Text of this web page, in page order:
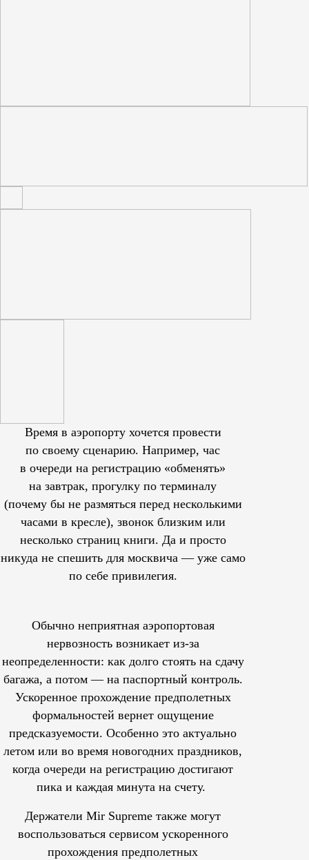
Время в аэропорту хочется провести
по своему сценарию. Например, час
в очереди на регистрацию «обменять»
на завтрак, прогулку по терминалу
(почему бы не размяться перед несколькими
часами в кресле), звонок близким или
несколько страниц книги. Да и просто
никуда не спешить для москвича — уже само
по себе привилегия.
Обычно неприятная аэропортовая
нервозность возникает из-за
неопределенности: как долго стоять на сдачу
багажа, а потом — на паспортный контроль.
Ускоренное прохождение предполетных
формальностей вернет ощущение
предсказуемости. Особенно это актуально
летом или во время новогодних праздников,
когда очереди на регистрацию достигают
пика и каждая минута на счету.
Держатели Mir Supreme также могут
воспользоваться сервисом ускоренного
прохождения предполетных